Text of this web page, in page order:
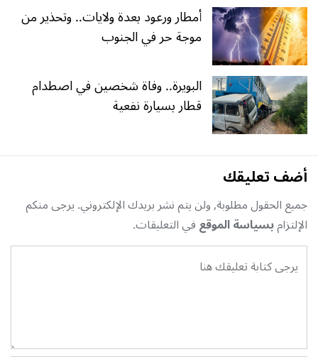
أمطار ورعود بعدة ولايات.. وتحذير من
موجة حر في الجنوب
البويرة.. وفاة شخصين في اصطدام
قطار بسيارة نفعية
أضف تعليقك
جميع الحقول مطلوبة, ولن يتم نشر بريدك الإلكتروني. يرجى منكم
الإلتزامبسياسة الموقعفي التعليقات.